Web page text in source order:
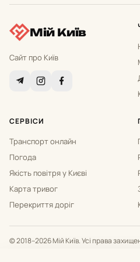
Мій Київ
Сайт про Київ
СЕРВІСИ
Транспорт онлайн
Погода
Якість повітря у Києві
Карта тривог
Перекриття доріг
© 2018–2026 Мій Київ. Усі права